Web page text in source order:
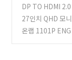
DP TO HDMI 2.0
모니터
(4)
27인치 QHD 모
DP
(4)
온랩 1101P